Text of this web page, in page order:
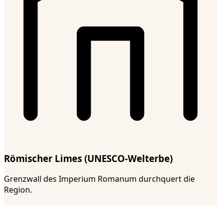
Römischer Limes (UNESCO-Welterbe)
Grenzwall des Imperium Romanum durchquert die
Region.